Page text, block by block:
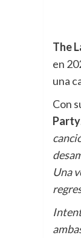
The
en
una
Con
Party
Una